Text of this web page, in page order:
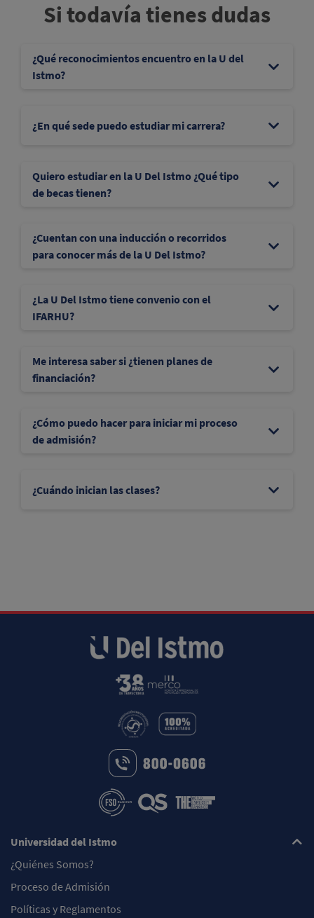
Si todavía tienes dudas
¿Qué reconocimientos encuentro en la U del
Istmo?
¿En qué sede puedo estudiar mi carrera?
Quiero estudiar en la U Del Istmo ¿Qué tipo
de becas tienen?
¿Cuentan con una inducción o recorridos
para conocer más de la U Del Istmo?
¿La U Del Istmo tiene convenio con el
IFARHU?
Me interesa saber si ¿tienen planes de
financiación?
¿Cómo puedo hacer para iniciar mi proceso
de admisión?
¿Cuándo inician las clases?
Universidad del Istmo
¿Quiénes Somos?
Proceso de Admisión
Políticas y Reglamentos